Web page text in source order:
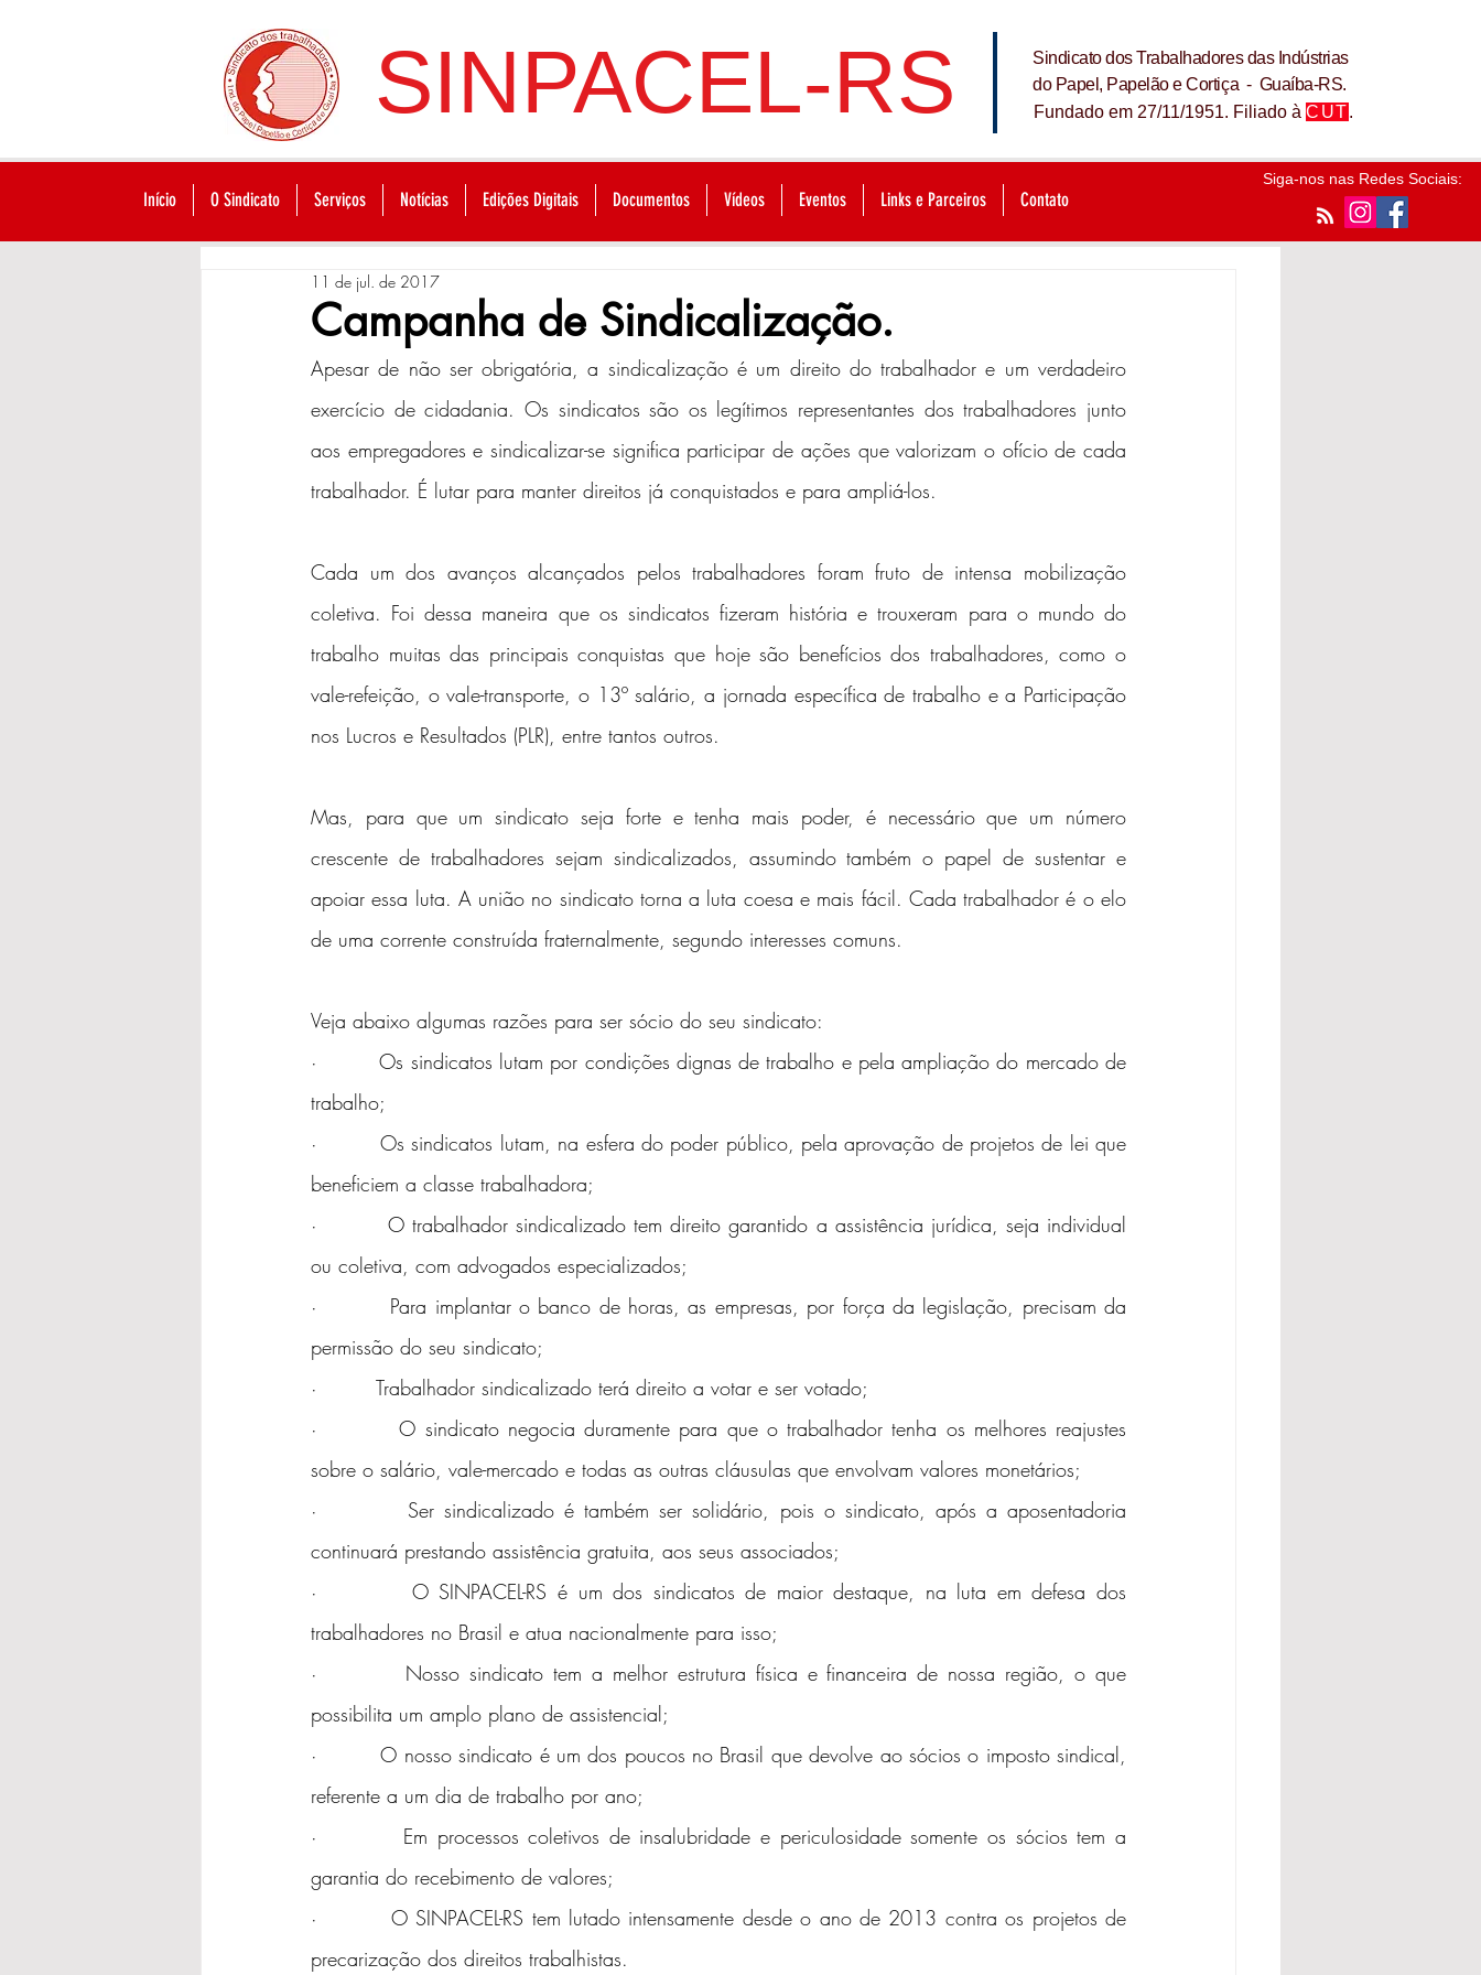
SINPACEL-RS
Sindicato dos Trabalhadores das Indústrias
do Papel, Papelão e Cortiça - Guaíba-RS.
Fundado em 27/11/1951. Filiado à CUT.
Início O Sindicato Serviços Notícias Edições Digitais Documentos Vídeos Eventos Links e Parceiros Contato
Siga-nos nas Redes Sociais:
Campanha de Sindicalização.
11 de jul. de 2017
Apesar de não ser obrigatória, a sindicalização é um direito do trabalhador e um verdadeiro
exercício de cidadania. Os sindicatos são os legítimos representantes dos trabalhadores junto
aos empregadores e sindicalizar-se significa participar de ações que valorizam o ofício de cada
trabalhador. É lutar para manter direitos já conquistados e para ampliá-los.
Cada um dos avanços alcançados pelos trabalhadores foram fruto de intensa mobilização
coletiva. Foi dessa maneira que os sindicatos fizeram história e trouxeram para o mundo do
trabalho muitas das principais conquistas que hoje são benefícios dos trabalhadores, como o
vale-refeição, o vale-transporte, o 13º salário, a jornada específica de trabalho e a Participação
nos Lucros e Resultados (PLR), entre tantos outros.
Mas, para que um sindicato seja forte e tenha mais poder, é necessário que um número
crescente de trabalhadores sejam sindicalizados, assumindo também o papel de sustentar e
apoiar essa luta. A união no sindicato torna a luta coesa e mais fácil. Cada trabalhador é o elo
de uma corrente construída fraternalmente, segundo interesses comuns.
Veja abaixo algumas razões para ser sócio do seu sindicato:
·         Os sindicatos lutam por condições dignas de trabalho e pela ampliação do mercado de
trabalho;
·         Os sindicatos lutam, na esfera do poder público, pela aprovação de projetos de lei que
beneficiem a classe trabalhadora;
·         O trabalhador sindicalizado tem direito garantido a assistência jurídica, seja individual
ou coletiva, com advogados especializados;
·         Para implantar o banco de horas, as empresas, por força da legislação, precisam da
permissão do seu sindicato;
·         Trabalhador sindicalizado terá direito a votar e ser votado;
·         O sindicato negocia duramente para que o trabalhador tenha os melhores reajustes
sobre o salário, vale-mercado e todas as outras cláusulas que envolvam valores monetários;
·         Ser sindicalizado é também ser solidário, pois o sindicato, após a aposentadoria
continuará prestando assistência gratuita, aos seus associados;
·         O SINPACEL-RS é um dos sindicatos de maior destaque, na luta em defesa dos
trabalhadores no Brasil e atua nacionalmente para isso;
·         Nosso sindicato tem a melhor estrutura física e financeira de nossa região, o que
possibilita um amplo plano de assistencial;
·         O nosso sindicato é um dos poucos no Brasil que devolve ao sócios o imposto sindical,
referente a um dia de trabalho por ano;
·         Em processos coletivos de insalubridade e periculosidade somente os sócios tem a
garantia do recebimento de valores;
·         O SINPACEL-RS tem lutado intensamente desde o ano de 2013 contra os projetos de
precarização dos direitos trabalhistas.